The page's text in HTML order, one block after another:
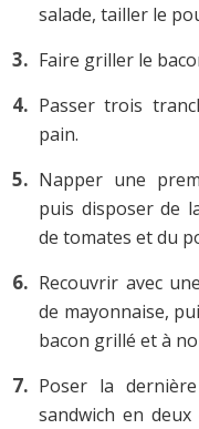
salade, tailler le
Faire griller le
Passer trois
pain.
Napper une
puis disposer de
de tomates et du
Recouvrir avec
de mayonnaise,
bacon grillé et à
Poser la
sandwich en